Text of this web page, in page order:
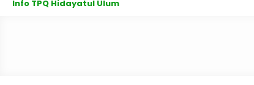
Info TPQ Hidayatul Ulum